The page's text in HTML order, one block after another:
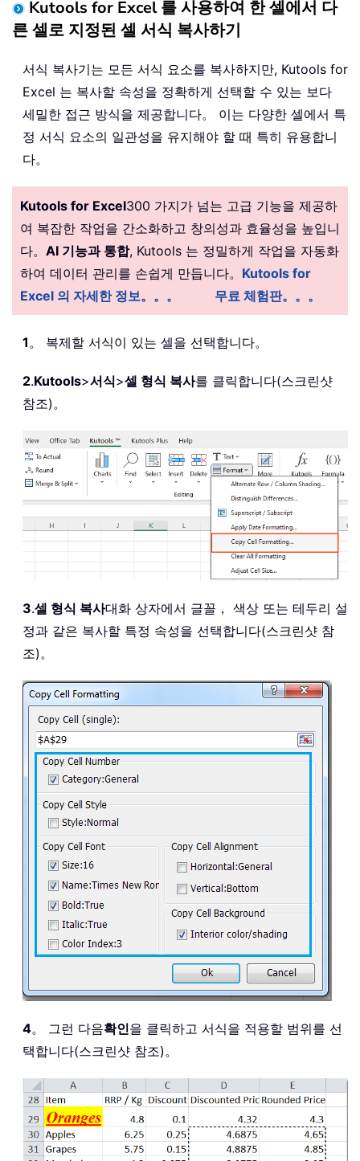
Kutools for Excel 를 사용하여 한 셀에서 다
른 셀로 지정된 셀 서식 복사하기
서식 복사기는 모든 서식 요소를 복사하지만, Kutools for
Excel 는 복사할 속성을 정확하게 선택할 수 있는 보다
세밀한 접근 방식을 제공합니다。 이는 다양한 셀에서 특
정 서식 요소의 일관성을 유지해야 할 때 특히 유용합니
다。
Kutools for Excel300 가지가 넘는 고급 기능을 제공하
여 복잡한 작업을 간소화하고 창의성과 효율성을 높입니
다。 AI 기능과 통합, Kutools 는 정밀하게 작업을 자동화
하여 데이터 관리를 손쉽게 만듭니다。 Kutools for
Excel 의 자세한 정보。。。
무료 체험판。。。
1 。 복제할 서식이 있는 셀을 선택합니다。
2.Kutools>서식>셀 형식 복사를 클릭합니다(스크린샷
참조)。
3.셀 형식 복사대화 상자에서 글꼴， 색상 또는 테두리 설
정과 같은 복사할 특정 속성을 선택합니다(스크린샷 참
조)。
4。 그런 다음확인을 클릭하고 서식을 적용할 범위를 선
택합니다(스크린샷 참조)。